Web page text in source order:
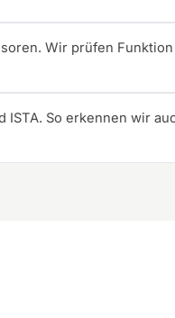
Wir prüfen
ISTA. So erkennen wir